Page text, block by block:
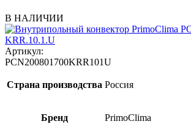
В НАЛИЧИИ
Артикул:
PCN200801700KRR101U
Страна производства Россия
Бренд PrimoClima